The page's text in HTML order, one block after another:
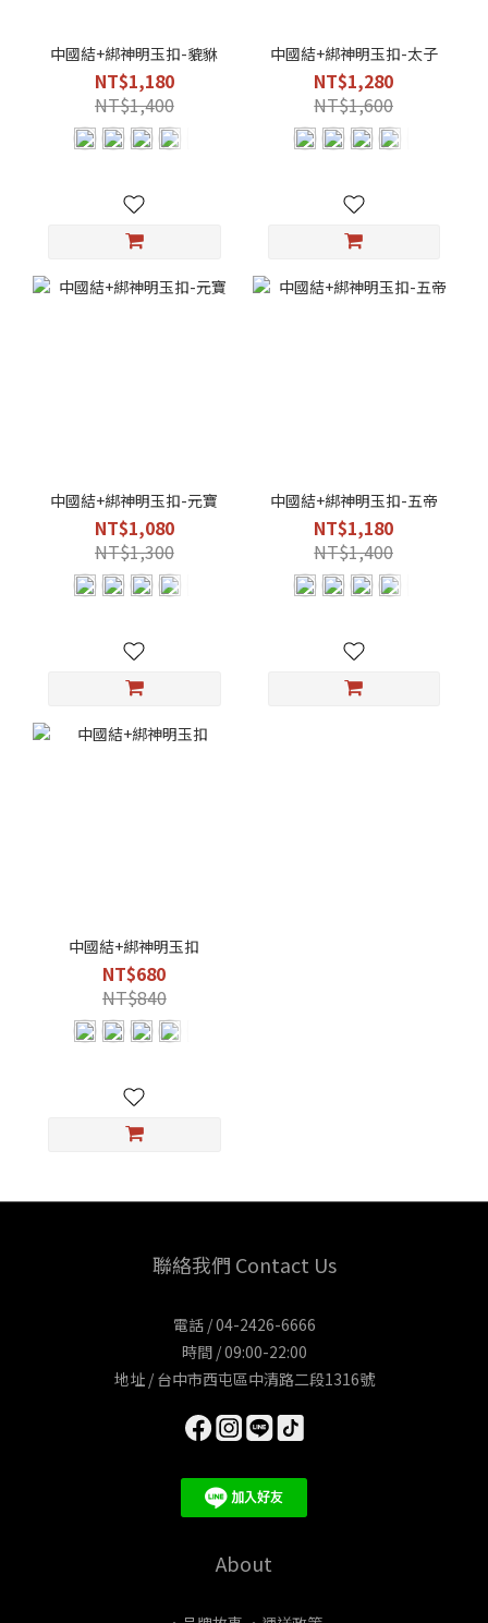
中國結+綁神明玉扣-貔貅
NT$1,180
NT$1,400
中國結+綁神明玉扣-太子
NT$1,280
NT$1,600
中國結+綁神明玉扣-元寶
NT$1,080
NT$1,300
中國結+綁神明玉扣-五帝
NT$1,180
NT$1,400
中國結+綁神明玉扣
NT$680
NT$840
聯絡我們 Contact Us
電話 / 04-2426-6666
時間 / 09:00-22:00
地址 / 台中市西屯區中清路二段1316號
About